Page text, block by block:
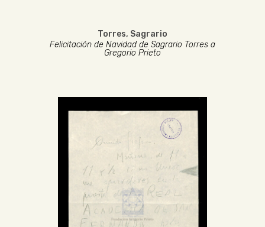
Torres, Sagrario
Felicitación de Navidad de Sagrario Torres a
Gregorio Prieto